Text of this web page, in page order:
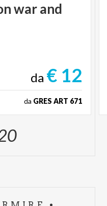
warand
da € 12
da GRES ART 671